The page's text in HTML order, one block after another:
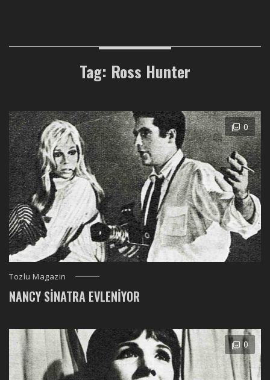
Tag: Ross Hunter
0
Tozlu Magazin
NANCY SINATRA EVLENIYOR
0